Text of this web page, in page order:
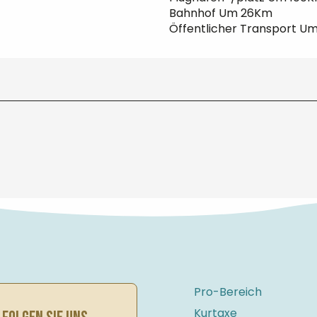
Bahnhof Um 26Km
Öffentlicher Transport
Pro-Bereich
Kurtaxe